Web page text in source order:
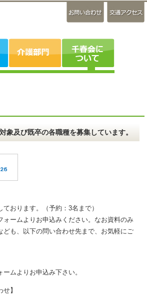
象及び既卒の各職種を募集しています。
おります。（予約：3名まで）
ォームよりお申込みください。なお資料のみ
ども、以下の問い合わせ先まで、お気軽にご
ムよりお申込み下さい。
】